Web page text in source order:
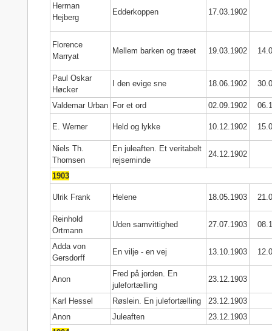
Herman
Hejberg
Edderkoppen 17.03.1902
Florence
Marryat
Mellem barken og træet 19.03.1902
Paul Oskar
Høcker
I den evige sne 18.06.1902
Valdemar Urban For et ord 02.09.1902
E. Werner Held og lykke 10.12.1902
Niels Th.
Thomsen
En juleaften. Et veritabelt
rejseminde
24.12.1902
1903
Ulrik Frank Helene 18.05.1903
Reinhold
Ortmann
Uden samvittighed 27.07.1903
Adda von
Gersdorff
En vilje - en vej 13.10.1903
Anon
Fred på jorden. En
julefortælling
23.12.1903
Karl Hessel Røslein. En julefortælling
23.12.1903
Anon
Juleaften
23.12.1903